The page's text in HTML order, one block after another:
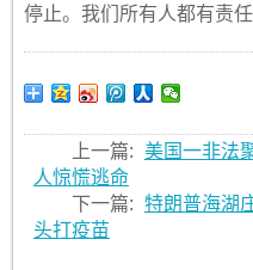
停止。我们所有人都有责
上一篇: 美国一非法
人惊慌逃命
下一篇: 特朗普海湖
头打疫苗